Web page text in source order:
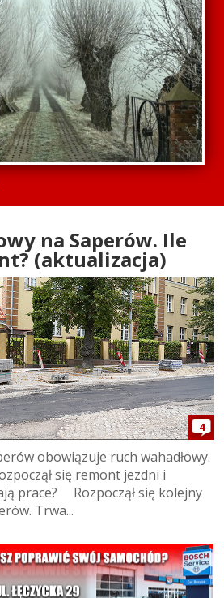
na Saperów. Ile
(aktualizacja)
4
obowiązuje ruch wahadłowy.
się remont jezdni i
prace? Rozpoczął się kolejny
Trwa...